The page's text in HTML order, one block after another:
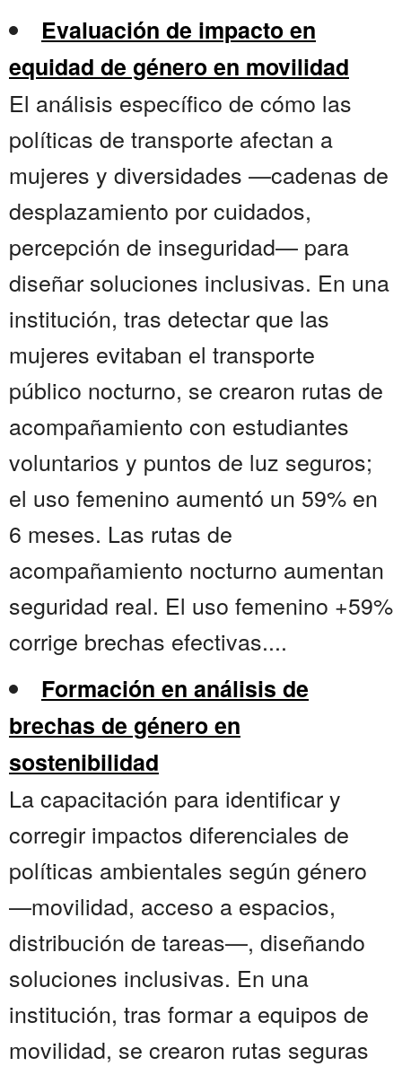
Evaluación de impacto en
equidad de género en movilidad
El análisis específico de cómo las
políticas de transporte afectan a
mujeres y diversidades —cadenas de
desplazamiento por cuidados,
percepción de inseguridad— para
diseñar soluciones inclusivas. En una
institución, tras detectar que las
mujeres evitaban el transporte
público nocturno, se crearon rutas de
acompañamiento con estudiantes
voluntarios y puntos de luz seguros;
el uso femenino aumentó un 59% en
6 meses. Las rutas de
acompañamiento nocturno aumentan
seguridad real. El uso femenino +59%
corrige brechas efectivas....
Formación en análisis de
brechas de género en
sostenibilidad
La capacitación para identificar y
corregir impactos diferenciales de
políticas ambientales según género
—movilidad, acceso a espacios,
distribución de tareas—, diseñando
soluciones inclusivas. En una
institución, tras formar a equipos de
movilidad, se crearon rutas seguras